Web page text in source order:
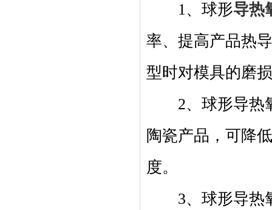
1、球形导热
率、提高产品热
型时对模具的磨
2、球形导热氧
陶瓷产品，可降
度。
3、球形导热氧